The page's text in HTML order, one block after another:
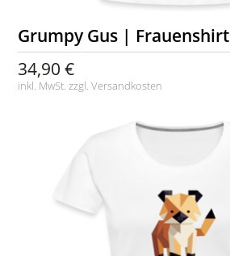
Grumpy Gus | Frauenshirt
34,90 €
inkl. MwSt. zzgl.Versandkosten